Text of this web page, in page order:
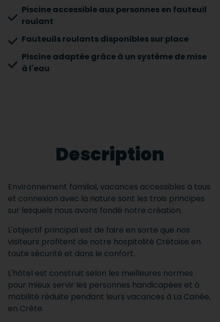
Piscine accessible aux personnes en fauteuil
roulant
Fauteuils roulants disponibles sur place
Piscine adaptée grâce à un système de mise
à l'eau
Description
Environnement familial, vacances accessibles à tous
et connexion avec la nature sont les trois principes
sur lesquels nous avons fondé notre création.
L'objectif principal est de faire en sorte que nos
visiteurs profitent de notre hospitalité Crétoise en
toute sécurité et dans le confort.
L'hôtel est construit selon les meilleures normes
pour mieux servir les personnes handicapées et à
mobilité réduite pendant leurs vacances à La Canée,
en Crète.